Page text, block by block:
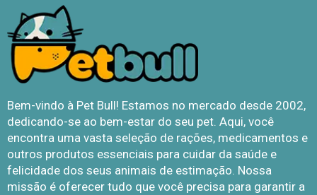
Bem-vindo à Pet Bull! Estamos no mercado desde 2002,
dedicando-se ao bem-estar do seu pet. Aqui, você
encontra uma vasta seleção de rações, medicamentos e
outros produtos essenciais para cuidar da saúde e
felicidade dos seus animais de estimação. Nossa
missão é oferecer tudo que você precisa para garantir a